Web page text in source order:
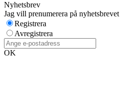
Nyhetsbrev
Jag vill prenumerera på nyhetsbrevet
Registrera
Avregistrera
OK